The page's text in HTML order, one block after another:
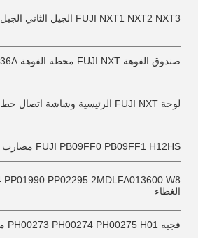
FUJI NXT1 NXT2 NXT3 الجيل الثاني الجيل الثالث الباب الأمني الباب الجانبي
صندوق الفوهة FUJI NXT محطة الفوهة ND36A
لوحة FUJI NXT الرئيسية وشاشة اتصال خط إشارة خط بيانات
FUJI PB09FF0 PB09FF1 H12HS مضارب التصادم
الغطاء
فجيه PH00273 PH00274 PH00275 H01 مشبك الرأس